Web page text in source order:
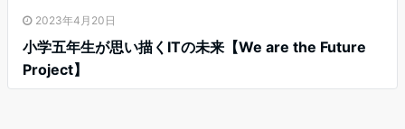
2023年4月20日
小学五年生が思い描くITの未来【We are the Future
Project】